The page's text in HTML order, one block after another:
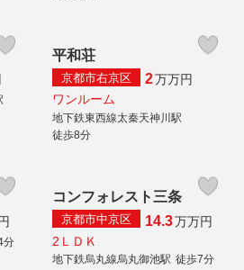
平和荘
京都市右京区 2万万円
ワンルーム
地下鉄東西線太秦天神川駅
徒歩8分
分
コンフォレスト三条
京都市中京区 14.3万万円
2ＬＤＫ
地下鉄烏丸線烏丸御池駅 徒歩7分